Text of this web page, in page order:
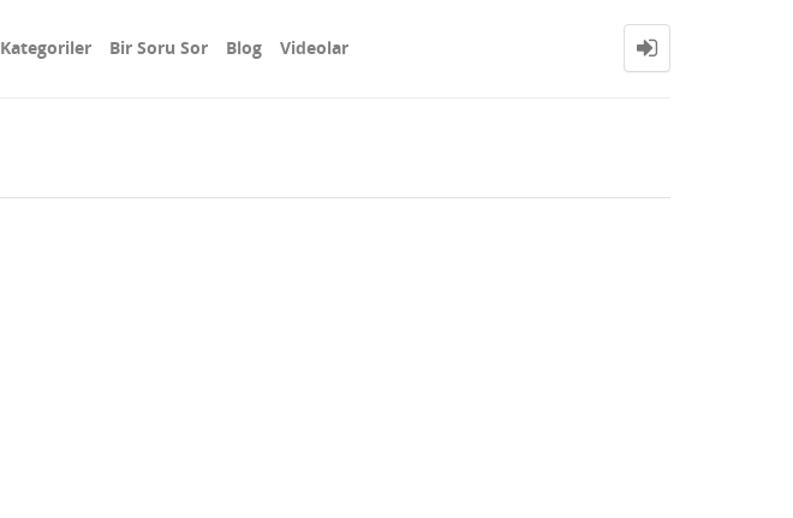
Kategoriler Bir Soru Sor Blog Videolar